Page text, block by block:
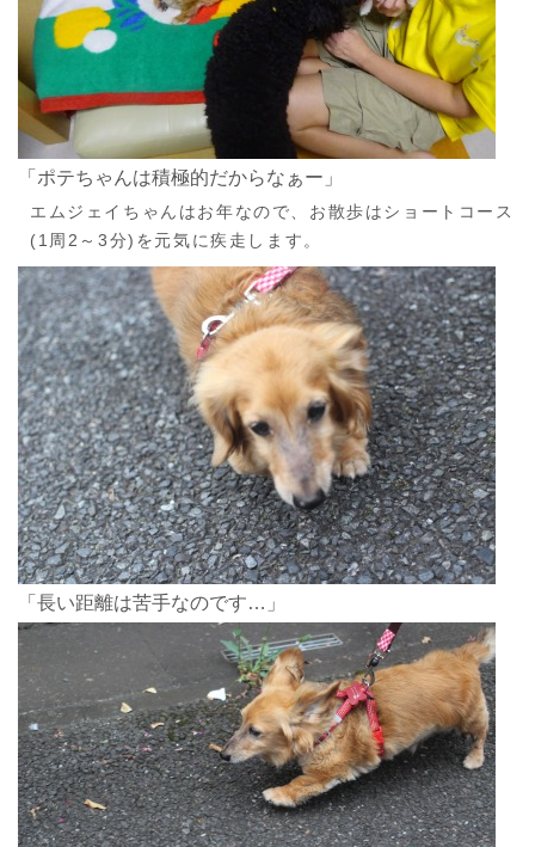
「ポテちゃんは積極的だからなぁー」
エムジェイちゃんはお年なので、お散歩はショートコース
(1周2～3分)を元気に疾走します。
「長い距離は苦手なのです…」